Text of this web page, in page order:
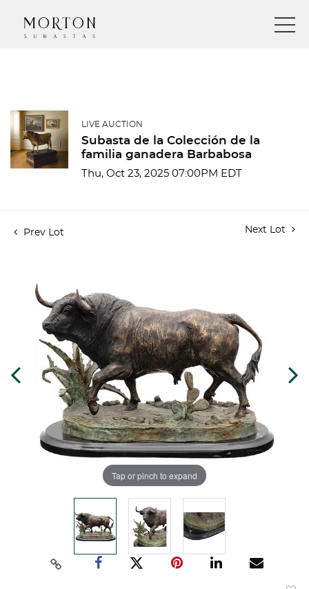
LIVE AUCTION
Subasta de la Colección de la
familia ganadera Barbabosa
Thu, Oct 23, 2025 07:00PM EDT
Prev Lot Next Lot
Tap or pinch to expand